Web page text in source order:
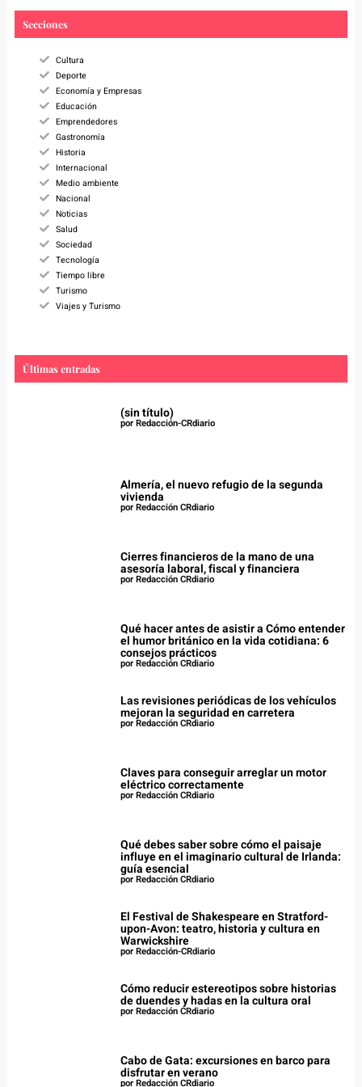
r
Secciones
Cultura
Deporte
Economía y Empresas
Educación
Emprendedores
Gastronomía
Historia
Internacional
Medio ambiente
Nacional
Noticias
Salud
Sociedad
Tecnología
Tiempo libre
Turismo
Viajes y Turismo
Últimas entradas
(sin título)
por Redacción-CRdiario
Almería, el nuevo refugio de la segunda
vivienda
por Redacción CRdiario
Cierres financieros de la mano de una
asesoría laboral, fiscal y financiera
por Redacción CRdiario
Qué hacer antes de asistir a Cómo entender
el humor británico en la vida cotidiana: 6
consejos prácticos
por Redacción CRdiario
Las revisiones periódicas de los vehículos
mejoran la seguridad en carretera
por Redacción CRdiario
Claves para conseguir arreglar un motor
eléctrico correctamente
por Redacción CRdiario
Qué debes saber sobre cómo el paisaje
influye en el imaginario cultural de Irlanda:
guía esencial
por Redacción CRdiario
El Festival de Shakespeare en Stratford-
upon-Avon: teatro, historia y cultura en
Warwickshire
por Redacción-CRdiario
Cómo reducir estereotipos sobre historias
de duendes y hadas en la cultura oral
por Redacción CRdiario
Cabo de Gata: excursiones en barco para
disfrutar en verano
por Redacción CRdiario